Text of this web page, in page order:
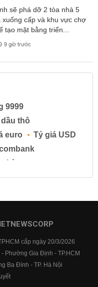
sẽ phá dỡ 2 tòa nhà 5
xuống cấp và khu vực chợ
tạo mặt bằng triển...
9 giờ trước
9999
dầu thô
euro
Tỷ giá USD
hàng
gửi
cấp ngày 20/3/2026
Phường Gia Định - TP.HCM
Ba Đình - TP. Hà Nội